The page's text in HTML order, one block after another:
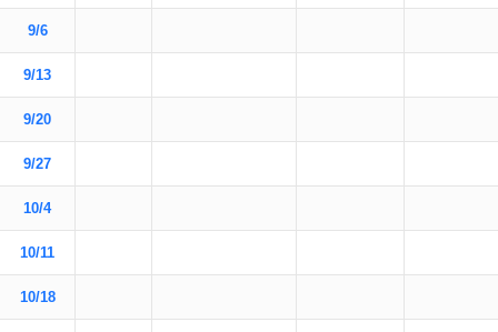
9/6
9/13
9/20
9/27
10/4
10/11
10/18